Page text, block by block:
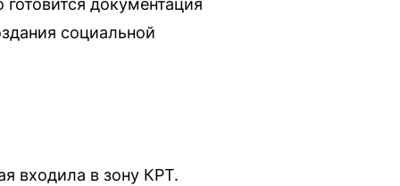
документация
социальной
входила в зону КРТ.